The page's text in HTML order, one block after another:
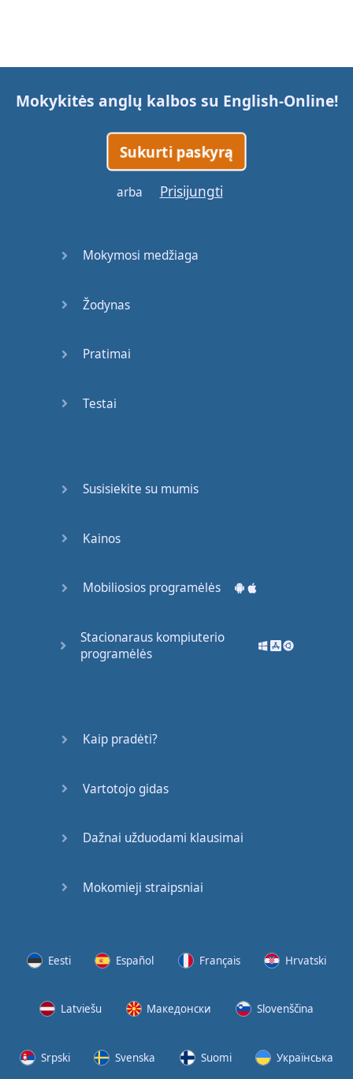
Mokykitės anglų kalbos su English-Online!
Sukurti paskyrą
arba Prisijungti
Mokymosi medžiaga
Žodynas
Pratimai
Testai
Susisiekite su mumis
Kainos
Mobiliosios programėlės
Stacionaraus kompiuterio
programėlės
Kaip pradėti?
Vartotojo gidas
Dažnai užduodami klausimai
Mokomieji straipsniai
Eesti Español Français Hrvatski
Latviešu Македонски Slovenščina
Srpski Svenska Suomi Українська